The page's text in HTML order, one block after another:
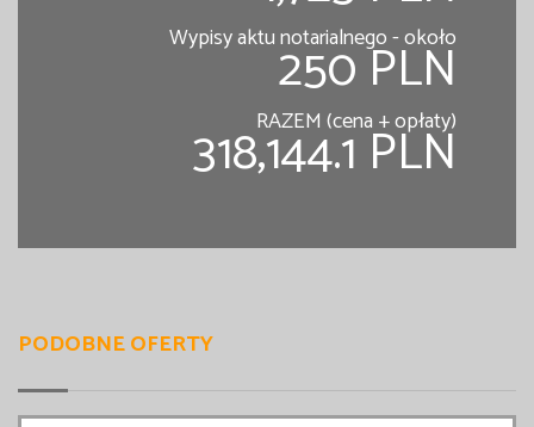
Wypisy aktu notarialnego - około
250 PLN
RAZEM (cena + opłaty)
318,144.1 PLN
PODOBNE OFERTY